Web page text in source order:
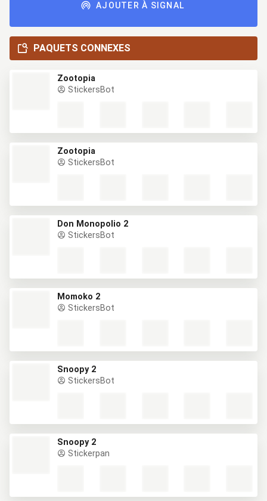
AJOUTER À SIGNAL
PAQUETS CONNEXES
Zootopia
StickersBot
Zootopia
StickersBot
Don Monopolio 2
StickersBot
Momoko 2
StickersBot
Snoopy 2
StickersBot
Snoopy 2
Stickerpan